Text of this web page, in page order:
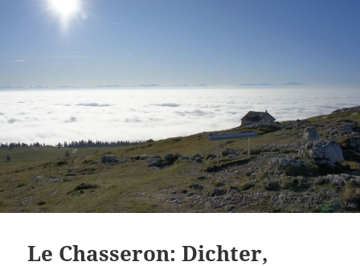
Le Chasseron: Dichter,